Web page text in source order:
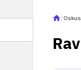
/